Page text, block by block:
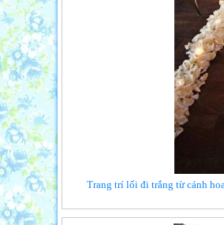
Trang trí lối đi trắng từ cánh